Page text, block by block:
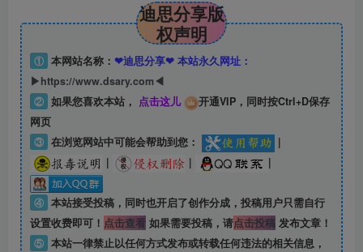
迪思分享版
权声明
① 本网站名称： ❤迪思分享❤ 本站永久网址：
▶https://www.dsary.com◀
② 如果您喜欢本站， 点击这儿
开通VIP，同时按Ctrl+D保存
网页
③ 在浏览网站中可能会帮助到您：
|
|
| |
④ 本站接受投稿，同时也开启了创作分成，投稿用户只需自行
设置收费即可！ 点击查看如果需要投稿，请点击投稿发布文章！
⑤ 本站一律禁止以任何方式发布或转载任何违法的相关信息，